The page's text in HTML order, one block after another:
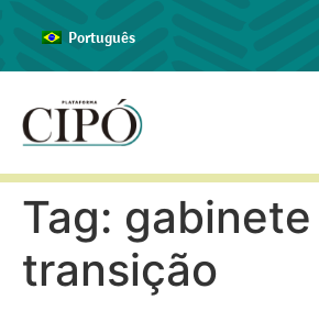
Português
Tag:
transição